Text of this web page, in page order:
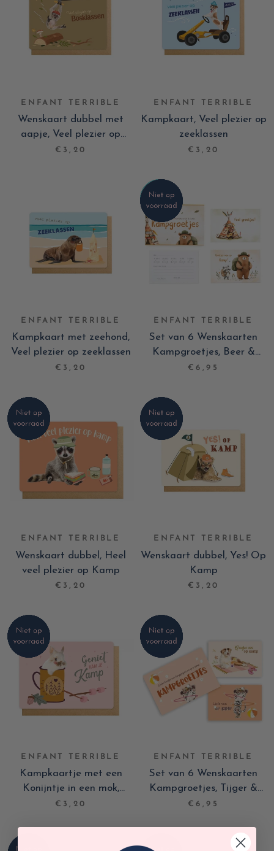
ENFANT TERRIBLE
Wenskaart dubbel met
aapje, Veel plezier op
bosklassen
€3,20
ENFANT TERRIBLE
Kampkaart, Veel plezier op
zeeklassen
€3,20
ENFANT TERRIBLE
Kampkaart met zeehond,
Veel plezier op zeeklassen
€3,20
ENFANT TERRIBLE
Set van 6 Wenskaarten
Kampgroetjes, Beer &
Wasbeer
€6,95
ENFANT TERRIBLE
Wenskaart dubbel, Heel
veel plezier op Kamp
€3,20
ENFANT TERRIBLE
Wenskaart dubbel, Yes! Op
Kamp
€3,20
ENFANT TERRIBLE
Kampkaartje met een
Konijntje in een mok,
Geniet van je kamp
€3,20
ENFANT TERRIBLE
Set van 6 Wenskaarten
Kampgroetjes, Tijger &
Hond
€6,95